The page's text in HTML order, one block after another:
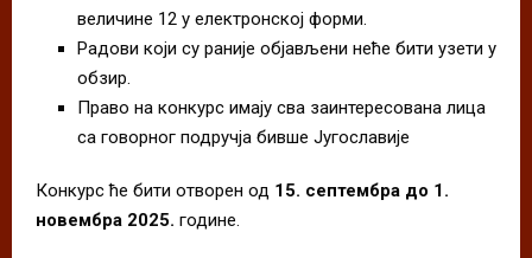
величине 12 у електронској форми.
Радови који су раније објављени неће бити узети у
обзир.
Право на конкурс имају сва заинтересована лица
са говорног подручја бивше Југославије
Конкурс ће бити отворен од 15. септембра до 1.
новембра 2025. године.